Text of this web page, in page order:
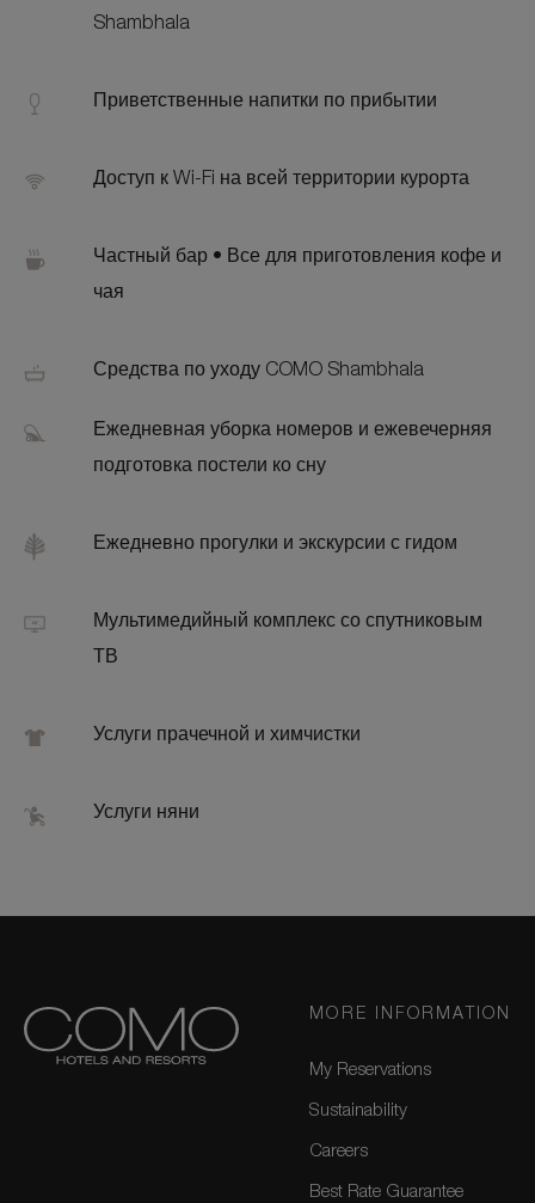
Shambhala
Приветственные напитки по прибытии
Доступ к Wi-Fi на всей территории курорта
Частный бар • Все для приготовления кофе и
чая
Средства по уходу COMO Shambhala
Ежедневная уборка номеров и ежевечерняя
подготовка постели ко сну
Ежедневно прогулки и экскурсии с гидом
Мультимедийный комплекс со спутниковым
ТВ
Услуги прачечной и химчистки
Услуги няни
MORE INFORMATION
My Reservations
Sustainability
Careers
Best Rate Guarantee